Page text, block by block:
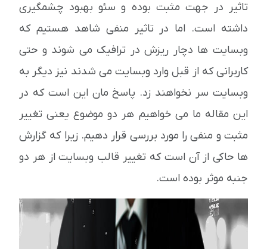
تاثیر در جهت مثبت بوده و سئو بهبود چشمگیری
داشته است. اما در تاثیر منفی شاهد هستیم که
وبسایت ها دچار ریزش در ترافیک می شوند و حتی
کاربرانی که از قبل وارد وبسایت می شدند نیز دیگر به
وبسایت سر نخواهند زد. پاسخ مان این است که در
این مقاله ما می خواهیم هر دو موضوع یعنی تغییر
مثبت و منفی را مورد بررسی قرار دهیم. زیرا که گزارش
ها حاکی از آن است که تغییر قالب وبسایت از هر دو
جنبه موثر بوده است.